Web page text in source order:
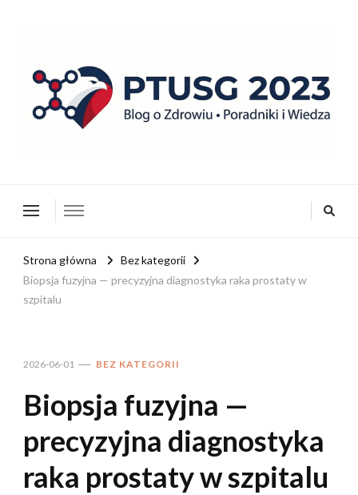
Strona główna
Bez kategorii
Biopsja fuzyjna — precyzyjna diagnostyka raka prostaty w
szpitalu
2026-06-01 BEZ KATEGORII
Biopsja fuzyjna —
precyzyjna diagnostyka
raka prostaty w szpitalu